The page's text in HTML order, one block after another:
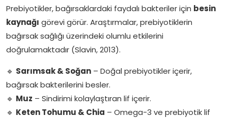
Prebiyotikler, bağırsaklardaki faydalı bakteriler için besin
kaynağı görevi görür. Araştırmalar, prebiyotiklerin
bağırsak sağlığı üzerindeki olumlu etkilerini
doğrulamaktadır (Slavin, 2013).
🔹 Sarımsak & Soğan – Doğal prebiyotikler içerir,
bağırsak bakterilerini besler.
🔹 Muz – Sindirimi kolaylaştıran lif içerir.
🔹 Keten Tohumu & Chia – Omega-3 ve prebiyotik lif